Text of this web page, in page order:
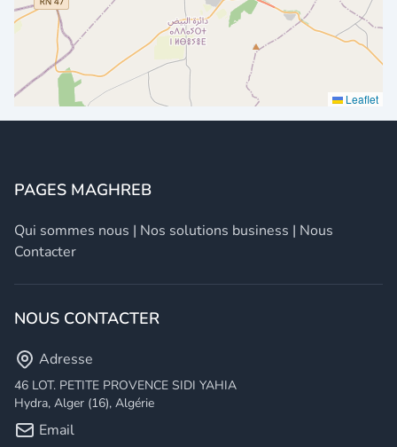
Leaflet
PAGES MAGHREB
Qui sommes nous | Nos solutions business | Nous
Contacter
NOUS CONTACTER
Adresse
46 LOT. PETITE PROVENCE SIDI YAHIA
Hydra, Alger (16), Algérie
Email